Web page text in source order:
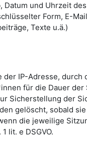
Datum und Uhrzeit
Form, E-
Texte u.ä.)
IP-Adresse,
für die Dauer
Sicherstellung der
gelöscht, sobald
die jeweilige
lit. e DSGVO.